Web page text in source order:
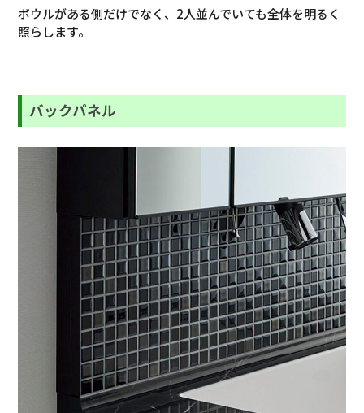
ボウルがある側だけでなく、2人並んでいても全体を明るく
照らします。
バックパネル